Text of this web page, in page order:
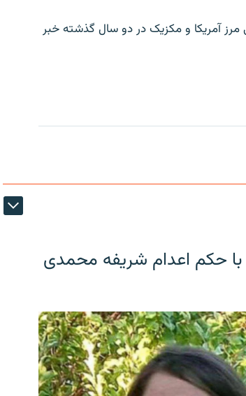
مرز آمریکا و مکزیک در دو سال گذشته خبر
حکم اعدام شریفه محمدی